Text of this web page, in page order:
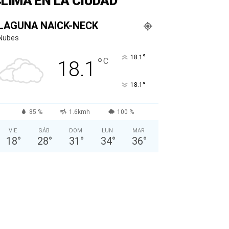
NAICK-NECK
18.1 °C 18.1 °
18.1 °
85 % 1.6kmh 100 %
VIE
18°
SÁB
28°
DOM
31 °
LUN
34°
MAR
36°